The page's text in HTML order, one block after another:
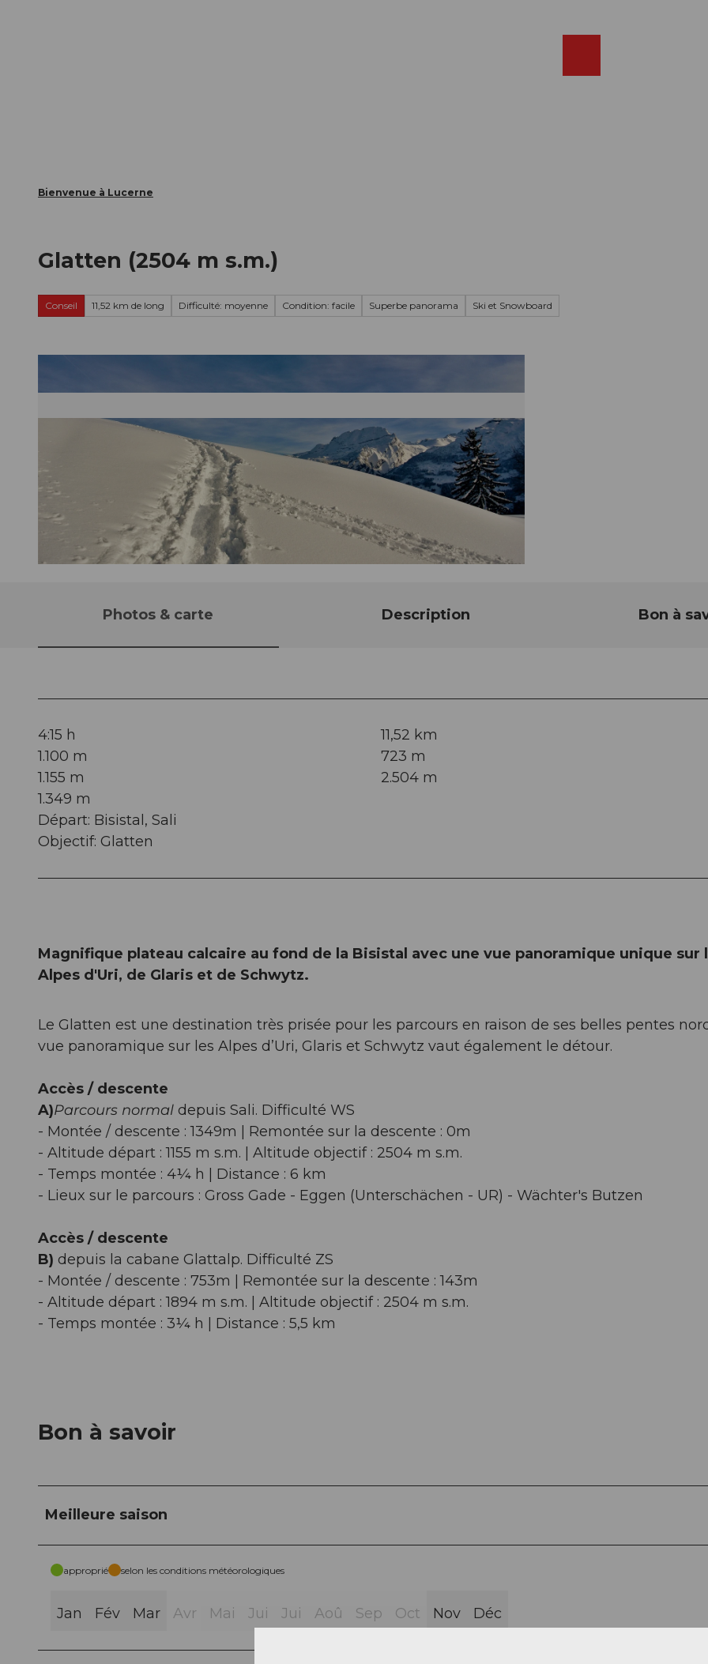
Bienvenue à Lucerne
Glatten (2504 m s.m.)
Conseil 11,52 km de long Difficulté: moyenne Condition: facile Superbe panorama Ski et Snowboard
Photos & carte Description Bon à
4:15 h
11,52 km
1.100 m
723 m
1.155 m
2.504 m
1.349 m
Départ: Bisistal, Sali
Objectif: Glatten
Magnifique plateau calcaire au fond de la Bisistal avec une vue panoramique unique sur
Alpes d'Uri, de Glaris et de Schwytz.
Le Glatten est une destination très prisée pour les parcours en raison de ses belles pentes
vue panoramique sur les Alpes d’Uri, Glaris et Schwytz vaut également le détour.
Accès / descente
A)Parcours normal depuis Sali. Difficulté WS
- Montée / descente : 1349m | Remontée sur la descente : 0m
- Altitude départ : 1155 m s.m. | Altitude objectif : 2504 m s.m.
- Temps montée : 4¼ h | Distance : 6 km
- Lieux sur le parcours : Gross Gade - Eggen (Unterschächen - UR) - Wächter's Butzen
Accès / descente
B) depuis la cabane Glattalp. Difficulté ZS
- Montée / descente : 753m | Remontée sur la descente : 143m
- Altitude départ : 1894 m s.m. | Altitude objectif : 2504 m s.m.
- Temps montée : 3¼ h | Distance : 5,5 km
Bon à savoir
Meilleure saison
approprié selon les conditions météorologiques
Jan Fév Mar Avr Mai Jui Jui Aoû Sep Oct Nov Déc